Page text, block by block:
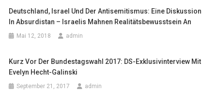
Deutschland, Israel Und Der Antisemitismus: Eine Diskussion
In Absurdistan – Israelis Mahnen Realitätsbewusstsein An
Mai 12, 2018 admin
Kurz Vor Der Bundestagswahl 2017: DS-Exklusivinterview Mit
Evelyn Hecht-Galinski
September 21, 2017 admin